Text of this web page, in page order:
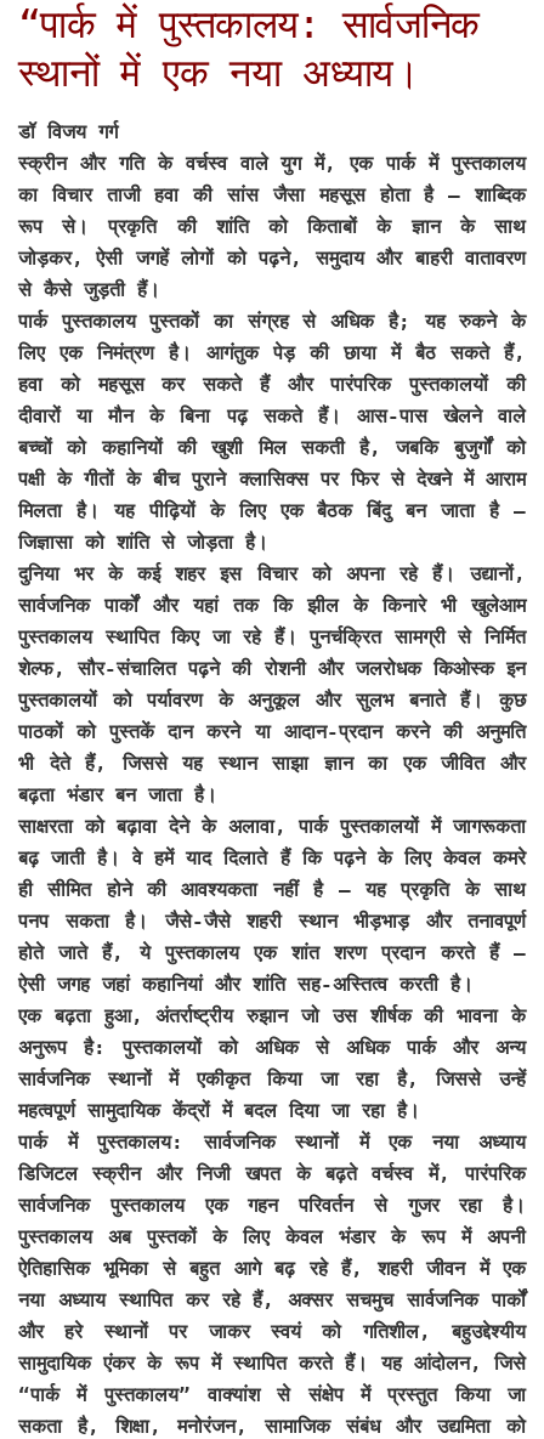
“पार्क में पुस्तकालय: सार्वजनिक
स्थानों में एक नया अध्याय।
डॉ विजय गर्ग
स्क्रीन और गति के वर्चस्व वाले युग में, एक पार्क में पुस्तकालय
का विचार ताजी हवा की सांस जैसा महसूस होता है – शाब्दिक
रूप से। प्रकृति की शांति को किताबों के ज्ञान के साथ
जोड़कर, ऐसी जगहें लोगों को पढ़ने, समुदाय और बाहरी वातावरण
से कैसे जुड़ती हैं।
पार्क पुस्तकालय पुस्तकों का संग्रह से अधिक है; यह रुकने के
लिए एक निमंत्रण है। आगंतुक पेड़ की छाया में बैठ सकते हैं,
हवा को महसूस कर सकते हैं और पारंपरिक पुस्तकालयों की
दीवारों या मौन के बिना पढ़ सकते हैं। आस-पास खेलने वाले
बच्चों को कहानियों की खुशी मिल सकती है, जबकि बुजुर्गों को
पक्षी के गीतों के बीच पुराने क्लासिक्स पर फिर से देखने में आराम
मिलता है। यह पीढ़ियों के लिए एक बैठक बिंदु बन जाता है –
जिज्ञासा को शांति से जोड़ता है।
दुनिया भर के कई शहर इस विचार को अपना रहे हैं। उद्यानों,
सार्वजनिक पार्कों और यहां तक कि झील के किनारे भी खुलेआम
पुस्तकालय स्थापित किए जा रहे हैं। पुनर्चक्रित सामग्री से निर्मित
शेल्फ, सौर-संचालित पढ़ने की रोशनी और जलरोधक किओस्क इन
पुस्तकालयों को पर्यावरण के अनुकूल और सुलभ बनाते हैं। कुछ
पाठकों को पुस्तकें दान करने या आदान-प्रदान करने की अनुमति
भी देते हैं, जिससे यह स्थान साझा ज्ञान का एक जीवित और
बढ़ता भंडार बन जाता है।
साक्षरता को बढ़ावा देने के अलावा, पार्क पुस्तकालयों में जागरूकता
बढ़ जाती है। वे हमें याद दिलाते हैं कि पढ़ने के लिए केवल कमरे
ही सीमित होने की आवश्यकता नहीं है – यह प्रकृति के साथ
पनप सकता है। जैसे-जैसे शहरी स्थान भीड़भाड़ और तनावपूर्ण
होते जाते हैं, ये पुस्तकालय एक शांत शरण प्रदान करते हैं –
ऐसी जगह जहां कहानियां और शांति सह-अस्तित्व करती है।
एक बढ़ता हुआ, अंतर्राष्ट्रीय रुझान जो उस शीर्षक की भावना के
अनुरूप है: पुस्तकालयों को अधिक से अधिक पार्क और अन्य
सार्वजनिक स्थानों में एकीकृत किया जा रहा है, जिससे उन्हें
महत्वपूर्ण सामुदायिक केंद्रों में बदल दिया जा रहा है।
पार्क में पुस्तकालय: सार्वजनिक स्थानों में एक नया अध्याय
डिजिटल स्क्रीन और निजी खपत के बढ़ते वर्चस्व में, पारंपरिक
सार्वजनिक पुस्तकालय एक गहन परिवर्तन से गुजर रहा है।
पुस्तकालय अब पुस्तकों के लिए केवल भंडार के रूप में अपनी
ऐतिहासिक भूमिका से बहुत आगे बढ़ रहे हैं, शहरी जीवन में एक
नया अध्याय स्थापित कर रहे हैं, अक्सर सचमुच सार्वजनिक पार्कों
और हरे स्थानों पर जाकर स्वयं को गतिशील, बहुउद्देश्यीय
सामुदायिक एंकर के रूप में स्थापित करते हैं। यह आंदोलन, जिसे
“पार्क में पुस्तकालय” वाक्यांश से संक्षेप में प्रस्तुत किया जा
सकता है, शिक्षा, मनोरंजन, सामाजिक संबंध और उद्यमिता को